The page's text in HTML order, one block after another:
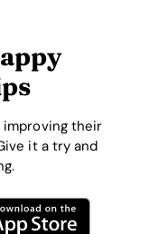
improving their
it a try and